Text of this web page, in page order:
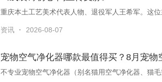
重庆本土工艺美术代表人物、退役军人王希军。这
资讯 · 2026-08-07
宠物空气净化器哪款最值得买？8月宠物
不专业宠物空气净化器（别名猫用空气净化器、猫